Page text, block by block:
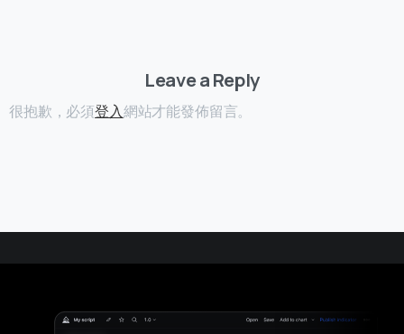
Leave a Reply
很抱歉，必須登入網站才能發佈留言。